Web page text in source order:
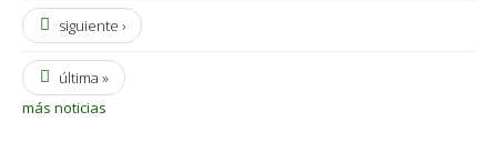
siguiente ›
última »
más noticias